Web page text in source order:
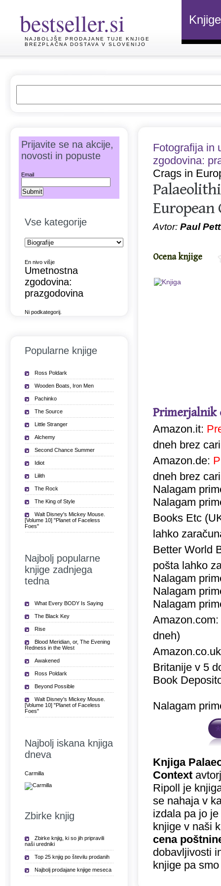
bestseller.si
NAJBOLJŠE PRODAJANE TUJE KNJIGE
BREZPLAČNA DOSTAVA V SLOVENIJO
Knjige
Fotografija in
zgodovina:
Crags in
European
Avtor: Paul
Ocena knjige
Primerjalnik
Amazon.it:
dneh brez
Amazon.de:
dneh brez
Nalagam
Nalagam
Books Etc
lahko
Better World
pošta lahko
Nalagam
Nalagam
Nalagam
Amazon.com:
dneh)
Britanije v 5
Book
Nalagam
Knjiga
Context
Ripoll je
se nahaja v
izdala pa jo
knjige v naši
cena
dobavljivosti
knjige pa
Prijavite se na akcije,
novosti in popuste
Email
Vse kategorije
En nivo višje
Umetnostna
zgodovina:
prazgodovina
Ni podkategorij.
Popularne knjige
Ross Poldark
Wooden Boats, Iron Men
Pachinko
The Source
Little Stranger
Alchemy
Second Chance Summer
Idiot
Lilith
The Rock
The King of Style
Walt Disney's Mickey Mouse.
[Volume 10] "Planet of Faceless
Foes"
Najbolj popularne
knjige zadnjega
tedna
What Every BODY Is Saying
The Black Key
Rise
Blood Meridian, or, The Evening
Redness in the West
Awakened
Ross Poldark
Beyond Possible
Walt Disney's Mickey Mouse.
[Volume 10] "Planet of Faceless
Foes"
Najbolj iskana knjiga
dneva
Carmilla
Zbirke knjig
Zbirke knjig, ki so jih pripravili
naši uredniki
Top 25 knjig po številu prodanih
Najbolj prodajane knjige meseca